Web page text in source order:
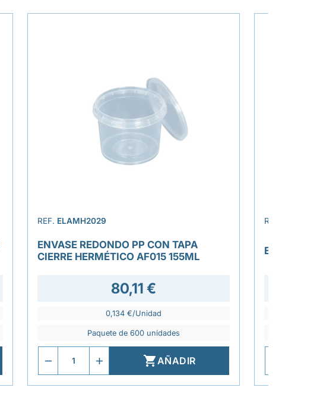
REF. ELAMH2029
ENVASE REDONDO PP CON TAPA
CIERRE HERMÉTICO AF015 155ML
80,11 €
0,134 €/Unidad
Paquete de 600 unidades
AÑADIR
REF.
ENVASE